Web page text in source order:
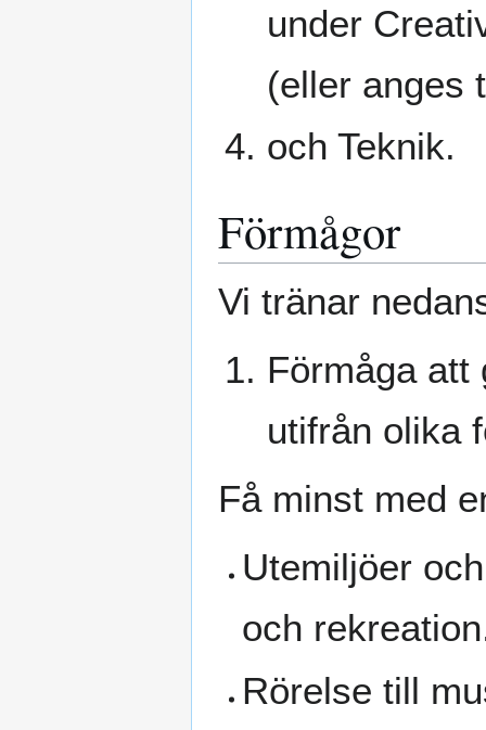
under
(eller anges
och Teknik.
Förmågor
Vi tränar
Förmåga att
utifrån olika
Få minst med
Utemiljöer
och
Rörelse till